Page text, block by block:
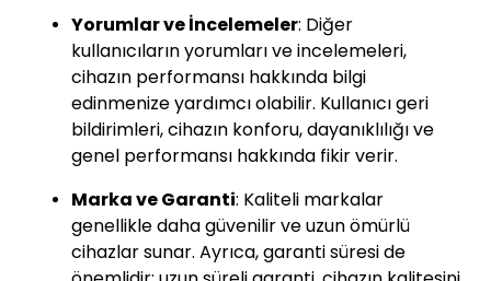
Yorumlar ve İncelemeler: Diğer
kullanıcıların yorumları ve incelemeleri,
cihazın performansı hakkında bilgi
edinmenize yardımcı olabilir. Kullanıcı geri
bildirimleri, cihazın konforu, dayanıklılığı ve
genel performansı hakkında fikir verir.
Marka ve Garanti: Kaliteli markalar
genellikle daha güvenilir ve uzun ömürlü
cihazlar sunar. Ayrıca, garanti süresi de